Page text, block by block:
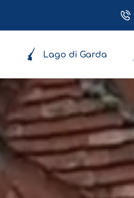
Lago di Garda